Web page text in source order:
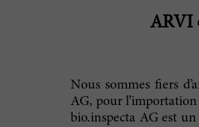
ARVI
Nous sommes fiers
AG, pour
bio.inspecta AG est